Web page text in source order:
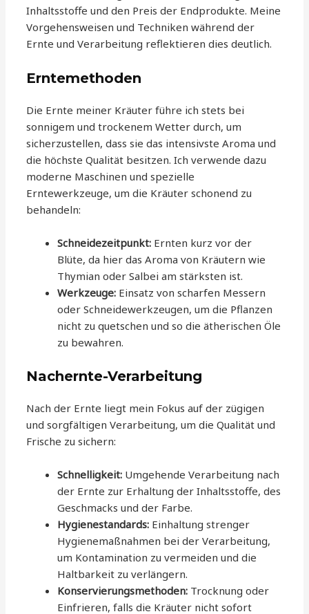
Inhaltsstoffe und den Preis der Endprodukte. Meine
Vorgehensweisen und Techniken während der
Ernte und Verarbeitung reflektieren dies deutlich.
Erntemethoden
Die Ernte meiner Kräuter führe ich stets bei
sonnigem und trockenem Wetter durch, um
sicherzustellen, dass sie das intensivste Aroma und
die höchste Qualität besitzen. Ich verwende dazu
moderne Maschinen und spezielle
Erntewerkzeuge, um die Kräuter schonend zu
behandeln:
Schneidezeitpunkt: Ernten kurz vor der
Blüte, da hier das Aroma von Kräutern wie
Thymian oder Salbei am stärksten ist.
Werkzeuge: Einsatz von scharfen Messern
oder Schneidewerkzeugen, um die Pflanzen
nicht zu quetschen und so die ätherischen Öle
zu bewahren.
Nachernte-Verarbeitung
Nach der Ernte liegt mein Fokus auf der zügigen
und sorgfältigen Verarbeitung, um die Qualität und
Frische zu sichern:
Schnelligkeit: Umgehende Verarbeitung nach
der Ernte zur Erhaltung der Inhaltsstoffe, des
Geschmacks und der Farbe.
Hygienestandards: Einhaltung strenger
Hygienemaßnahmen bei der Verarbeitung,
um Kontamination zu vermeiden und die
Haltbarkeit zu verlängern.
Konservierungsmethoden: Trocknung oder
Einfrieren, falls die Kräuter nicht sofort